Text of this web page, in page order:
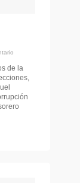
de la